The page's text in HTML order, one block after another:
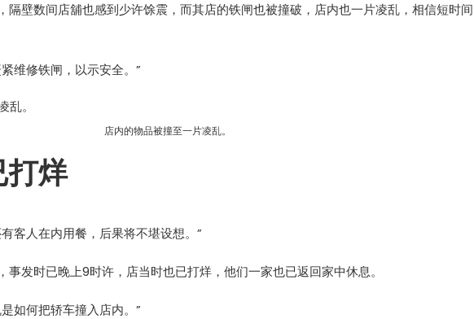
隔壁数间店舖也感到少许馀震，而其店的铁闸也被撞破，店内也一片凌乱，相信短时间
维修铁闸，以示安全。”
店内的物品被撞至一片凌乱。
打烊
客人在内用餐，后果将不堪设想。”
事发时已晚上9时许，店当时也已打烊，他们一家也已返回家中休息。
如何把轿车撞入店内。”